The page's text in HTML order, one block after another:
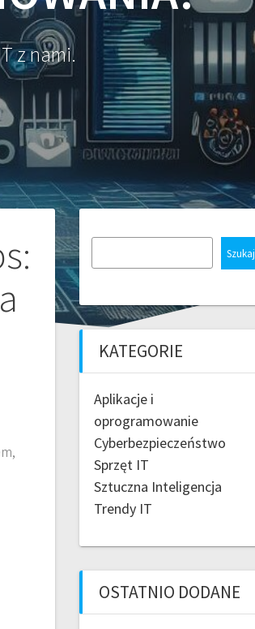
z nami.
Szukaj
KATEGORIE
Aplikacje i
oprogramowanie
Cyberbezpieczeństwo
Sprzęt IT
Sztuczna Inteligencja
Trendy IT
OSTATNIO DODANE